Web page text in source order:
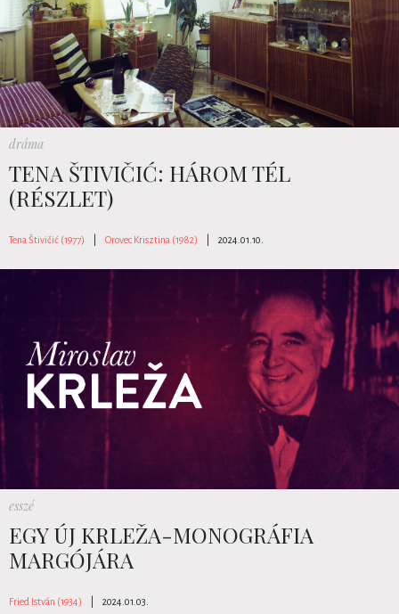
dráma
TENA ŠTIVIČIĆ: HÁROM TÉL
(RÉSZLET)
Tena Štivičić (1977) Orovec Krisztina (1982) 2024.01.10.
esszé
EGY ÚJ KRLEŽA-MONOGRÁFIA
MARGÓJÁRA
Fried István (1934) 2024.01.03.